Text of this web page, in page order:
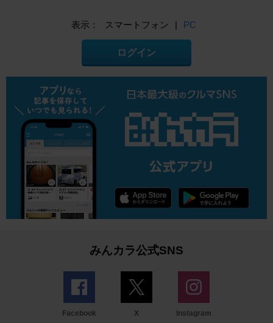
表示： スマートフォン | PC
ログイン
みんカラ公式SNS
Facebook X Instagram